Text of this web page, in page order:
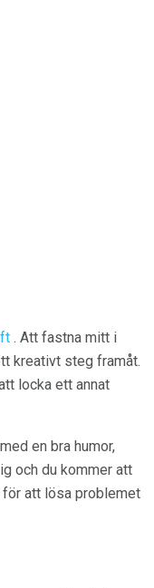
. Att fastna mitt i
kreativt steg framåt.
locka ett annat
en bra humor,
och du kommer att
för att lösa problemet